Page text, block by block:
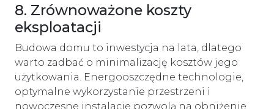
8. Zrównoważone koszty
eksploatacji
Budowa domu to inwestycja na lata, dlatego
warto zadbać o minimalizację kosztów jego
użytkowania. Energooszczędne technologie,
optymalne wykorzystanie przestrzeni i
nowoczesne instalacje pozwolą na obniżenie